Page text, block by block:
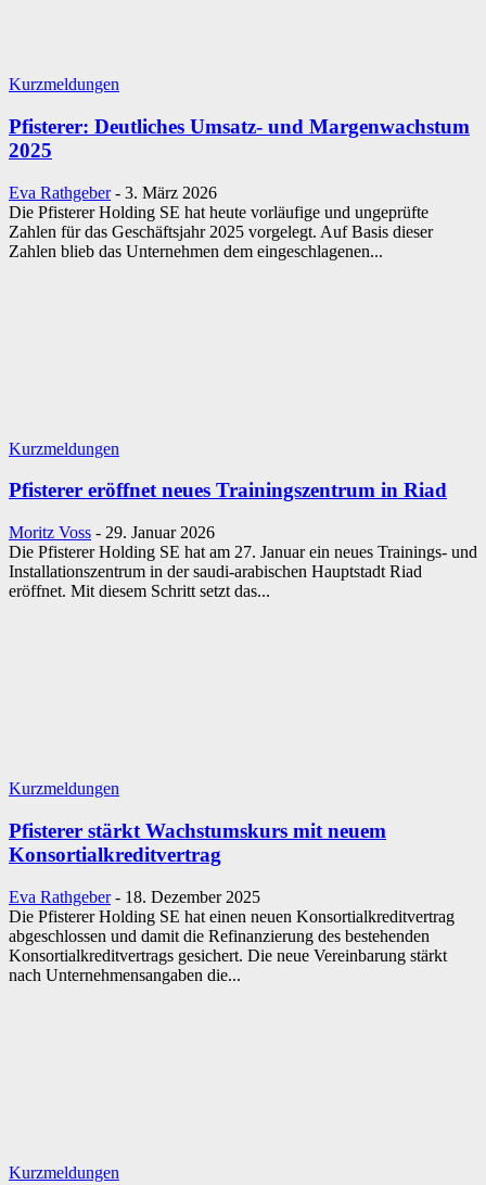
Kurzmeldungen
Pfisterer: Deutliches Umsatz- und Margenwachstum
2025
Eva Rathgeber - 3. März 2026
Die Pfisterer Holding SE hat heute vorläufige und ungeprüfte
Zahlen für das Geschäftsjahr 2025 vorgelegt. Auf Basis dieser
Zahlen blieb das Unternehmen dem eingeschlagenen...
Kurzmeldungen
Pfisterer eröffnet neues Trainingszentrum in Riad
Moritz Voss - 29. Januar 2026
Die Pfisterer Holding SE hat am 27. Januar ein neues Trainings- und
Installationszentrum in der saudi-arabischen Hauptstadt Riad
eröffnet. Mit diesem Schritt setzt das...
Kurzmeldungen
Pfisterer stärkt Wachstumskurs mit neuem
Konsortialkreditvertrag
Eva Rathgeber - 18. Dezember 2025
Die Pfisterer Holding SE hat einen neuen Konsortialkreditvertrag
abgeschlossen und damit die Refinanzierung des bestehenden
Konsortialkreditvertrags gesichert. Die neue Vereinbarung stärkt
nach Unternehmensangaben die...
Kurzmeldungen